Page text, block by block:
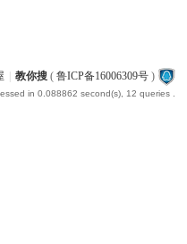
教你搜( 鲁ICP备16006309号)
in 0.088862 second(s), 12 queries .